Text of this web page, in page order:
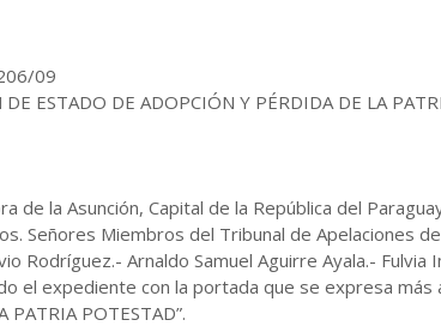
09
DE ESTADO DE ADOPCIÓN Y PÉRDIDA DE LA
de la Asunción, Capital de la República del
Señores Miembros del Tribunal de Apelaciones
Rodríguez.- Arnaldo Samuel Aguirre Ayala.-
el expediente con la portada que se expresa más
PATRIA POTESTAD”.